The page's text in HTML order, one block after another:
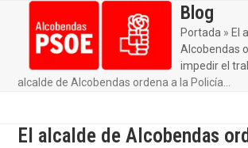
contentmobile
menu
mobile
menu
Blog
Portada » El
Alcobendas
impedir el
alcalde de Alcobendas ordena a la Policía…
El alcalde de Alcobendas